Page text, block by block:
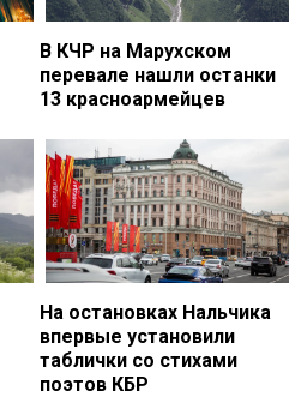
В КЧР на Марухском
перевале нашли останки
13 красноармейцев
На остановках Нальчика
впервые установили
таблички со стихами
поэтов КБР